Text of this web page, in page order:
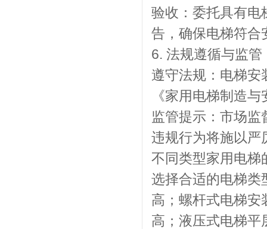
验收：委托具有电
告，确保电梯符合
6. 法规遵循与监管
遵守法规：电梯安
《家用电梯制造
监管提示：市场
违规行为将施以严
不同类型家用电梯
选择合适的电梯类
高；螺杆式电梯安
高；液压式电梯平